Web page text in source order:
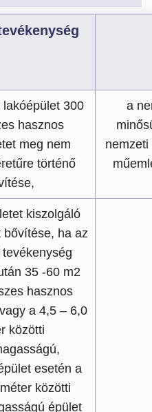
300
hasznos
meg nem
történő
a
kiszolgáló
bővítése, ha az
35 -60 m2
hasznos
a 4,5 – 6,0
közötti
esetén a
közötti
épület